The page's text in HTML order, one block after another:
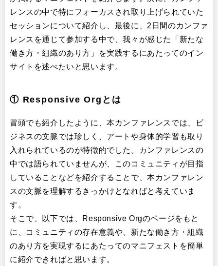
レンスの中で特にフォーカスされ取り上げられていた
セッションについて紹介し、最後に、2日間のカンファ
レンスを通じて参加する中で、我々が感じた「新たな
働き方・組織のあり方」を実践するにあたってのイン
サイトを述べたいと思います。
① Responsive Orgとは
冒頭でも紹介したように、本カンファレンスでは、ビ
ジネスの文脈では珍しく、アートや身体的学習も取り
入れられているのが特徴的でした。カンファレンスの
中では語られていませんが、このコミュニティが目指
していることなどを紹介することで、本カンファレン
スの文脈を理解するきっかけとなればと考えていま
す。
そこで、以下では、Responsive Orgのページをもと
に、コミュニティの存在意義や、新たな働き方・組織
のあり方を実現するにあたってのマニフェストを簡単
に紹介できればと思います。